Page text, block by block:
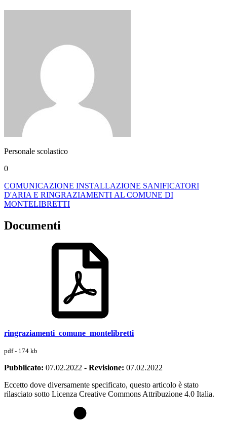
Personale scolastico
0
COMUNICAZIONE INSTALLAZIONE SANIFICATORI
D'ARIA E RINGRAZIAMENTI AL COMUNE DI
MONTELIBRETTI
Documenti
ringraziamenti_comune_montelibretti
pdf - 174 kb
Pubblicato: 07.02.2022 - Revisione: 07.02.2022
Eccetto dove diversamente specificato, questo articolo è stato
rilasciato sotto Licenza Creative Commons Attribuzione 4.0 Italia.